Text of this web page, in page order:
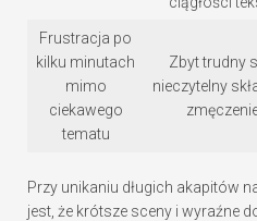
Frustracja po
kilku minutach
mimo
ciekawego
tematu
Zbyt trudny
nieczytelny
Przy unikaniu długich akapitów
jest, że krótsze sceny i wyraźne